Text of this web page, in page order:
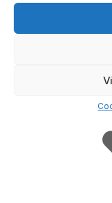
✓ Sicurezza
✔️ Broker